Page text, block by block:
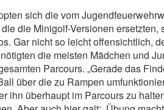
sich die vom
die Minigolf-Versionen ersetzten,
Gar nicht so leicht offensichtlich,
die meisten Mädchen und
Parcours. „Gerade das
über die zu Rampen
ihn überhaupt im Parcours zu